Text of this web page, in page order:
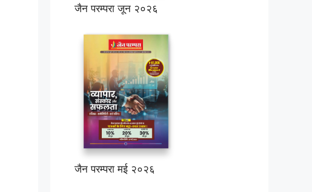
जैन परम्परा जून २०२६
जैन परम्परा मई २०२६